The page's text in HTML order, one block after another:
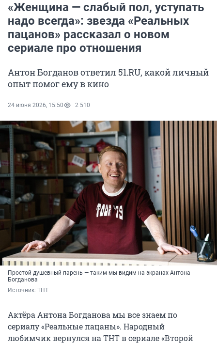
«Женщина — слабый пол, уступать
надо всегда»: звезда «Реальных
пацанов» рассказал о новом
сериале про отношения
Антон Богданов ответил 51.RU, какой личный
опыт помог ему в кино
24 июня 2026, 15:50 2 510
Простой душевный парень — таким мы видим на экранах Антона
Богданова
Источник: ТНТ
Актёра Антона Богданова мы все знаем по
сериалу «Реальные пацаны». Народный
любимчик вернулся на ТНТ в сериале «Второй